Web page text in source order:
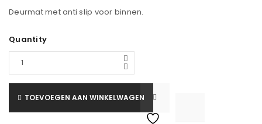
Deurmat met anti slip voor binnen.
Quantity
TOEVOEGEN AAN WINKELWAGEN